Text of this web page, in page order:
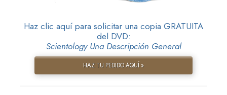
Haz clic aquí para solicitar una copia GRATUITA
del DVD:
Scientology Una Descripción General
HAZ TU PEDIDO AQUÍ »